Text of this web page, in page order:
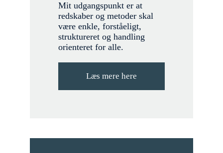
Mit udgangspunkt er at
redskaber og metoder skal
være enkle, forståeligt,
struktureret og handling
orienteret for alle.
Læs mere here